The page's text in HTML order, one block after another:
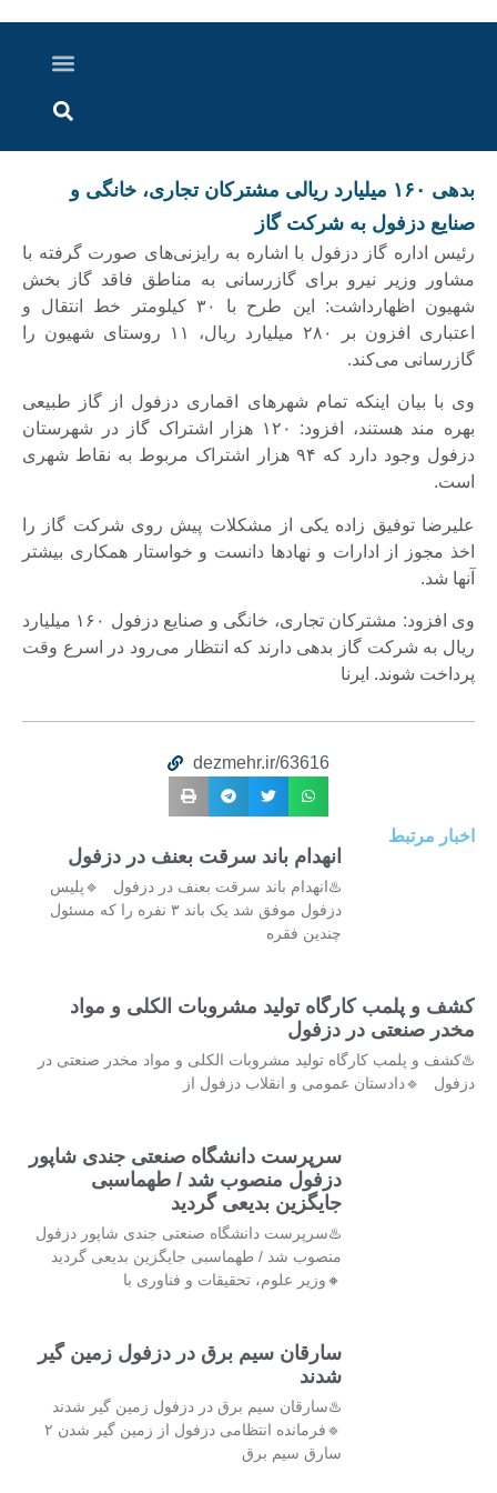
بدهی ۱۶۰ میلیارد ریالی مشترکان تجاری، خانگی و
صنایع دزفول به شرکت گاز
رئیس اداره گاز دزفول با اشاره به رایزنی‌های صورت گرفته با
مشاور وزیر نیرو برای گازرسانی به مناطق فاقد گاز بخش
شهیون اظهارداشت: این طرح با ۳۰ کیلومتر خط انتقال و
اعتباری افزون بر ۲۸۰ میلیارد ریال، ۱۱ روستای شهیون را
گازرسانی می‌کند.
وی با بیان اینکه تمام شهرهای اقماری دزفول از گاز طبیعی
بهره مند هستند، افزود: ۱۲۰ هزار اشتراک گاز در شهرستان
دزفول وجود دارد که ۹۴ هزار اشتراک مربوط به نقاط شهری
است.
علیرضا توفیق زاده یکی از مشکلات پیش روی شرکت گاز را
اخذ مجوز از ادارات و نهادها دانست و خواستار همکاری بیشتر
آنها شد.
وی افزود: مشترکان تجاری، خانگی و صنایع دزفول ۱۶۰ میلیارد
ریال به شرکت گاز بدهی دارند که انتظار می‌رود در اسرع وقت
پرداخت شوند. ایرنا
dezmehr.ir/63616
اخبار مرتبط
انهدام باند سرقت بعنف در دزفول
♨️انهدام باند سرقت بعنف در دزفول 🔹پلیس
دزفول موفق شد یک باند ۳ نفره را که مسئول
چندین فقره
کشف و پلمب کارگاه تولید مشروبات الکلی و مواد
مخدر صنعتی در دزفول
♨️کشف و پلمب کارگاه تولید مشروبات الکلی و مواد مخدر صنعتی در
دزفول 🔹دادستان عمومی و انقلاب دزفول از
سرپرست دانشگاه صنعتی جندی شاپور
دزفول منصوب شد / طهماسبی
جایگزین بدیعی گردید
♨️سرپرست دانشگاه صنعتی جندی شاپور دزفول
منصوب شد / طهماسبی جایگزین بدیعی گردید
🔸وزیر علوم، تحقیقات و فناوری با
سارقان سیم برق در دزفول زمین گیر
شدند
♨️سارقان سیم برق در دزفول زمین گیر شدند
🔹فرمانده انتظامی دزفول از زمین گیر شدن ۲
سارق سیم برق